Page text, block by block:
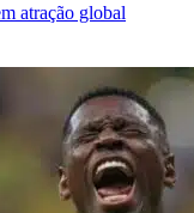
atração global